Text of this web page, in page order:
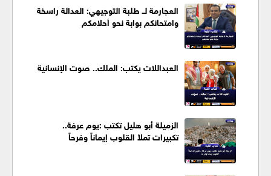
العجارمة لــ طلبة التوجيهي: العدالة راسخة
وامتحانكم بوابة نحو أحلامكم
العبداللات يكتب: الملك.. صوت الإنسانية
الزميلة أبو هليل تكتب :يوم عرفة..
تكبيرات تملأ القلوب إيماناً وفرحاً